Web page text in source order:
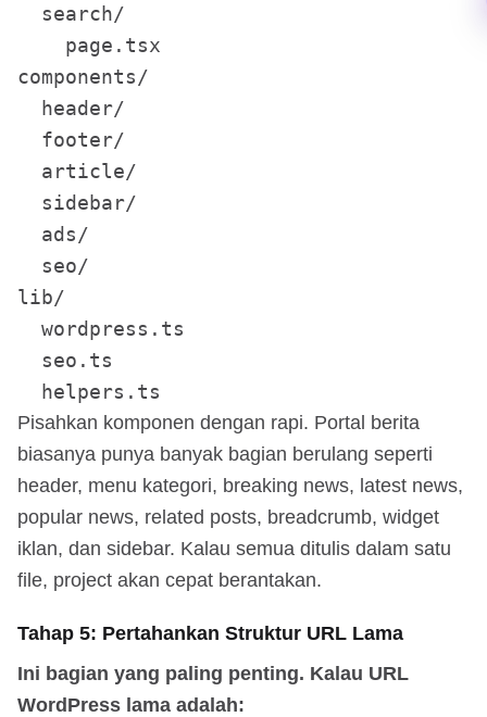
  search/
    page.tsx
components/
  header/
  footer/
  article/
  sidebar/
  ads/
  seo/
lib/
  wordpress.ts
  seo.ts
Pisahkan komponen dengan rapi. Portal berita
biasanya punya banyak bagian berulang seperti
header, menu kategori, breaking news, latest news,
popular news, related posts, breadcrumb, widget
iklan, dan sidebar. Kalau semua ditulis dalam satu
file, project akan cepat berantakan.
Tahap 5: Pertahankan Struktur URL Lama
Ini bagian yang paling penting. Kalau URL
WordPress lama adalah: